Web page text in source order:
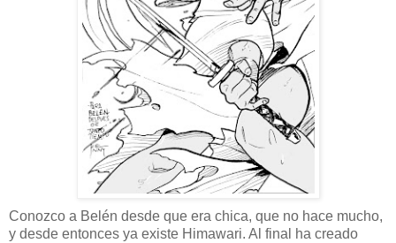
Conozco a Belén desde que era chica, que no hace mucho,
y desde entonces ya existe Himawari. Al final ha creado